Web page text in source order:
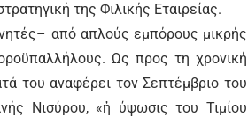
της Φιλικής Εταιρείας.
από απλούς εμπόρους μικρής
Ως προς τη χρονική
του αναφέρει τον Σεπτέμβριο του
Νισύρου, «ἡ ύψωσις του Τιμίου